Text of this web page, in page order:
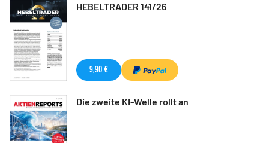
HEBELTRADER 141/26
9,90 €
Die zweite KI-Welle rollt an